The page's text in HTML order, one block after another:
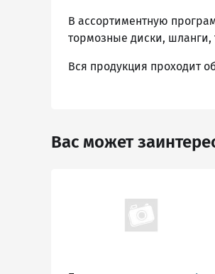
В ассортиментную
тормозные диски, шланги,
Вся продукция проходит
Вас может